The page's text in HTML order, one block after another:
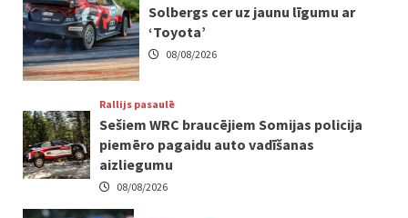
Solbergs cer uz jaunu līgumu ar
‘Toyota’
08/08/2026
Rallijs pasaulē
Sešiem WRC braucējiem Somijas policija
piemēro pagaidu auto vadīšanas
aizliegumu
08/08/2026